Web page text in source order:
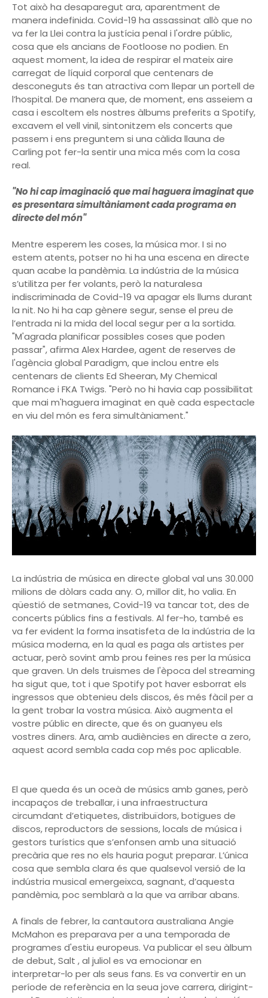
Tot això ha desaparegut ara, aparentment de
manera indefinida. Covid-19 ha assassinat allò que no
va fer la Llei contra la justícia penal i l'ordre públic,
cosa que els ancians de Footloose no podien. En
aquest moment, la idea de respirar el mateix aire
carregat de líquid corporal que centenars de
desconeguts és tan atractiva com llepar un portell de
l’hospital. De manera que, de moment, ens asseiem a
casa i escoltem els nostres àlbums preferits a Spotify,
excavem el vell vinil, sintonitzem els concerts que
passem i ens preguntem si una càlida llauna de
Carling pot fer-la sentir una mica més com la cosa
real.
"No hi cap imaginació que mai haguera imaginat que
es presentara simultàniament cada programa en
directe del món"
Mentre esperem les coses, la música mor. I si no
estem atents, potser no hi ha una escena en directe
quan acabe la pandèmia. La indústria de la música
s’utilitza per fer volants, però la naturalesa
indiscriminada de Covid-19 va apagar els llums durant
la nit. No hi ha cap gènere segur, sense el preu de
l’entrada ni la mida del local segur per a la sortida.
"M'agrada planificar possibles coses que poden
passar", afirma Alex Hardee, agent de reserves de
l'agència global Paradigm, que inclou entre els
centenars de clients Ed Sheeran, My Chemical
Romance i FKA Twigs. "Però no hi havia cap possibilitat
que mai m'haguera imaginat en què cada espectacle
en viu del món es fera simultàniament."
La indústria de música en directe global val uns 30.000
milions de dòlars cada any. O, millor dit, ho valia. En
qüestió de setmanes, Covid-19 va tancar tot, des de
concerts públics fins a festivals. Al fer-ho, també es
va fer evident la forma insatisfeta de la indústria de la
música moderna, en la qual es paga als artistes per
actuar, però sovint amb prou feines res per la música
que graven. Un dels truismes de l'època del streaming
ha sigut que, tot i que Spotify pot haver esborrat els
ingressos que obtenieu dels discos, és més fàcil per a
la gent trobar la vostra música. Això augmenta el
vostre públic en directe, que és on guanyeu els
vostres diners. Ara, amb audiències en directe a zero,
aquest acord sembla cada cop més poc aplicable.
El que queda és un oceà de músics amb ganes, però
incapaços de treballar, i una infraestructura
circumdant d’etiquetes, distribuïdors, botigues de
discos, reproductors de sessions, locals de música i
gestors turístics que s’enfonsen amb una situació
precària que res no els hauria pogut preparar. L’única
cosa que sembla clara és que qualsevol versió de la
indústria musical emergeixca, sagnant, d’aquesta
pandèmia, poc semblarà a la que va arribar abans.
A finals de febrer, la cantautora australiana Angie
McMahon es preparava per a una temporada de
programes d'estiu europeus. Va publicar el seu àlbum
de debut, Salt , al juliol es va emocionar en
interpretar-lo per als seus fans. Es va convertir en un
període de referència en la seua jove carrera, dirigint-